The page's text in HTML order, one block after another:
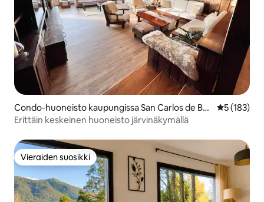
Condo-huoneisto kaupungissa San Carlos de Bar
iloche
5 (183)
Erittäin keskeinen huoneisto järvinäkymällä
Vieraiden suosikki
Vieraiden suosikki